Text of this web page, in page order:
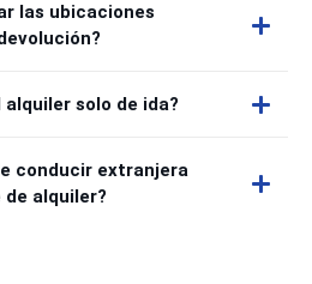
las ubicaciones
solo de ida?
conducir extranjera
alquiler?